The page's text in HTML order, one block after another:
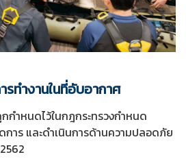
ทำงานในที่อับอากาศ
กำหนดไว้ในกฎกระทรวงกำหนด
การ และดำเนินการด้านความปลอดภัย